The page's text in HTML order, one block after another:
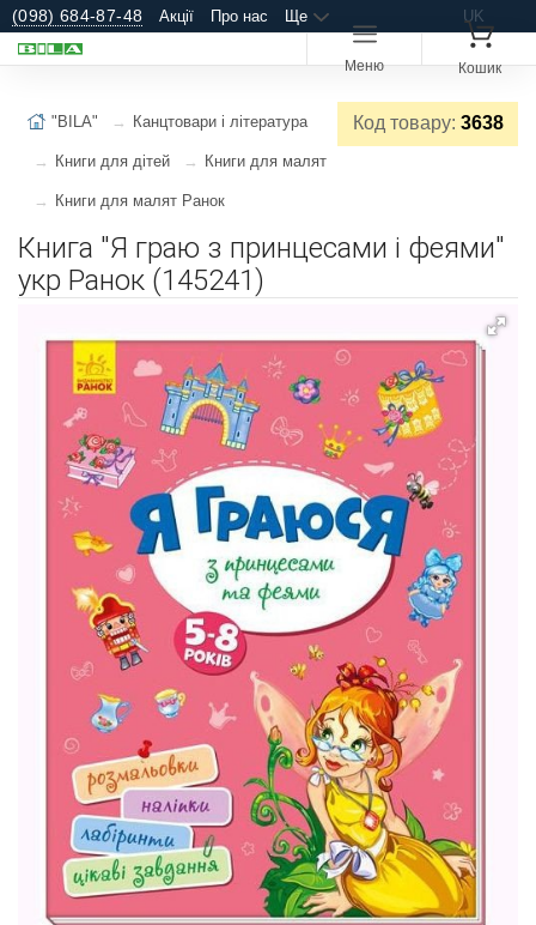
(098) 684-87-48 Акції Про нас Ще UK
Меню Кошик
Код товару: 3638
"BILA" Канцтовари і література
Книги для дітей Книги для малят
Книги для малят Ранок
Книга "Я граю з принцесами і феями"
укр Ранок (145241)